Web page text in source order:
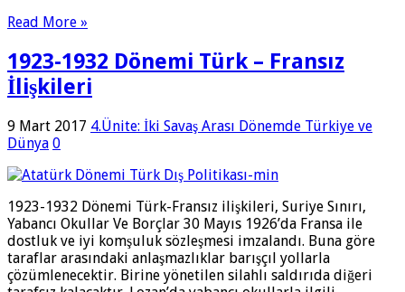
Read More »
1923-1932 Dönemi Türk – Fransız
İlişkileri
9 Mart 2017 4.Ünite: İki Savaş Arası Dönemde Türkiye ve
Dünya 0
1923-1932 Dönemi Türk-Fransız ilişkileri, Suriye Sınırı,
Yabancı Okullar Ve Borçlar 30 Mayıs 1926’da Fransa ile
dostluk ve iyi komşuluk sözleşmesi imzalandı. Buna göre
taraflar arasındaki anlaşmazlıklar barışçıl yollarla
çözümlenecektir. Birine yönetilen silahlı saldırıda diğeri